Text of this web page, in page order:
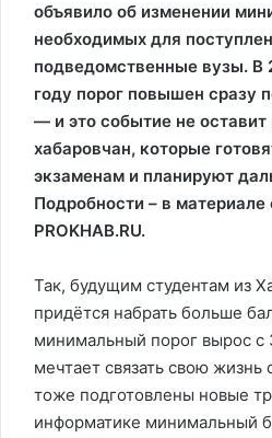
объявило об изменении
необходимых для
подведомственные вузы. В
году порог повышен сразу
— и это событие не
хабаровчан, которые
экзаменам и планируют
Подробности – в материале
PROKHAB.RU.
Так, будущим студентам из
придётся набрать больше
минимальный порог вырос с
мечтает связать свою жизнь
тоже подготовлены новые
информатике минимальный